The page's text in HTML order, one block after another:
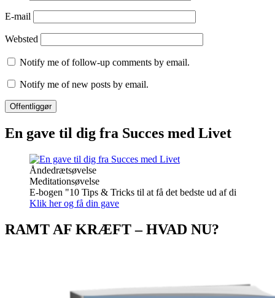
E-mail
Websted
Notify me of follow-up comments by email.
Notify me of new posts by email.
En gave til dig fra Succes med Livet
Åndedrætsøvelse
Meditationsøvelse
E-bogen "10 Tips & Tricks til at få det bedste ud af di
Klik her og få din gave
RAMT AF KRÆFT – HVAD NU?